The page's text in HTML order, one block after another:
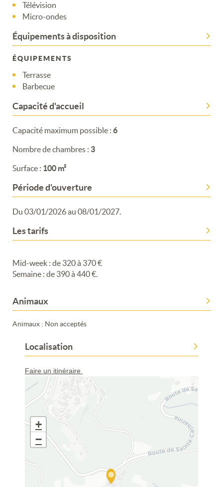
Télévision
Micro-ondes
Équipements à disposition
ÉQUIPEMENTS
Terrasse
Barbecue
Capacité d'accueil
Capacité maximum possible : 6
Nombre de chambres : 3
Surface : 100 m²
Période d'ouverture
Du 03/01/2026 au 08/01/2027.
Les tarifs
Mid-week : de 320 à 370 €
Semaine : de 390 à 440 €.
Animaux
Animaux : Non acceptés
Localisation
Faire un itinéraire
+
−